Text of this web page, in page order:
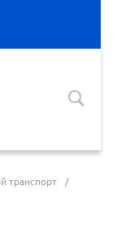
транспорт
/